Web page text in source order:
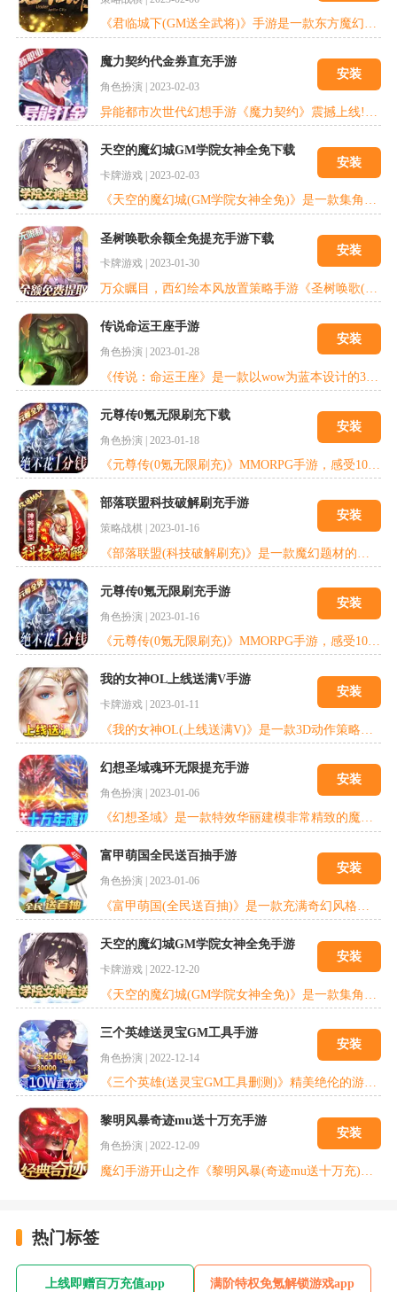
《君临城下(GM送全武将)》手游是一款东方魔幻SLG战争策略卡牌养成游戏，本作改编自著名小说《九州缥缈录》。手游以战争策略作为游戏的核心，游戏内独有的“阵法系统”、“神兵系统”、“英雄系统”可任意搭配组合，玩家可以先通过招募武将、发展城池、锻炼精兵、打造神兵积蓄自身的力量，另外手游内还支持全服玩家同屏竞技的大地图玩法，在100万格的宏大地图上与其他玩家群雄逐鹿、合纵连横、攻城略地、开疆拓土，最终攻
魔力契约代金券直充手游
角色扮演 2023-02-03
安装
天空的魔幻城GM学院女神全免下载
卡牌游戏 2023-02-03
安装
《天空的魔幻城(GM学院女神全免)》是一款集角色养成，收集，策略为一身的放置手游! 未来科技世界，人类野心膨胀，战争残酷降临。为重铸世界秩序，科联提取人类历史上众多科学艺术名人的基因，跨时空重组，培养出强大的科学英雄，组成骑士团，为拯救人类命运而战。
圣树唤歌余额全免提充手游下载
卡牌游戏 2023-01-30
安装
传说命运王座手游
角色扮演 2023-01-28
安装
元尊传0氪无限刷充下载
角色扮演 | 2023-01-18
安装
部落联盟科技破解刷充手游
策略战棋 2023-01-16
安装
元尊传0氪无限刷充手游
角色扮演 | 2023-01-16
安装
《元尊传(0氪无限刷充)》MMORPG手游，感受100%原汁原味暗黑魔幻新大陆! 魔神归来，海量重磅福利，序列之神超V系统，百位元尊——吸血鬼，萝莉，女神，魔神，召唤属于你的战斗伙伴!魔神世界——10余个精美地图，百余种特色魔物，多种强力Boss，每一次战斗，都有无尽的激情。
我的女神OL上线送满V手游
卡牌游戏 2023-01-11
安装
幻想圣域魂环无限提充手游
角色扮演 | 2023-01-06
安装
《幻想圣域》是一款特效华丽建模非常精致的魔幻H5挂机手游，游戏超出原有福利，真充纯靠打，打BOSS打小怪均可获得充值额度，并且激活对应累充活动!激活活动获得大量元宝还可用于直接激活全部打金商城，千万战力等你免费拿!每晚参加魂环BOSS活动，还可白嫖海量魂环战力!拿着海量福利来培养你的魂环，带您体验创号即毕业的超爽体验!
富甲萌国全民送百抽手游
角色扮演 2023-01-06
安装
天空的魔幻城GM学院女神全免手游
卡牌游戏 2022-12-20
安装
三个英雄送灵宝GM工具手游
角色扮演 | 2022-12-14
安装
黎明风暴奇迹mu送十万充手游
角色扮演 2022-12-09
安装
热门标签
上线即赠百万充值app 满阶特权免氪解锁游戏app